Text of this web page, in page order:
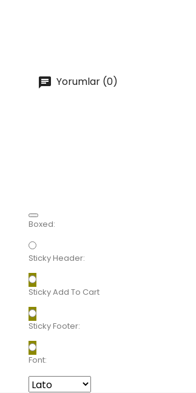
Yorumlar (0)
Boxed:
Sticky Header:
Sticky Add To Cart
Sticky Footer:
Font: